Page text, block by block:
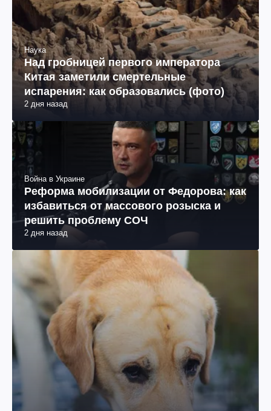
Наука
Над гробницей первого императора
Китая заметили смертельные
испарения: как образовались (фото)
2 дня назад
Война в Украине
Реформа мобилизации от Федорова: как
избавиться от массового розыска и
решить проблему СОЧ
2 дня назад